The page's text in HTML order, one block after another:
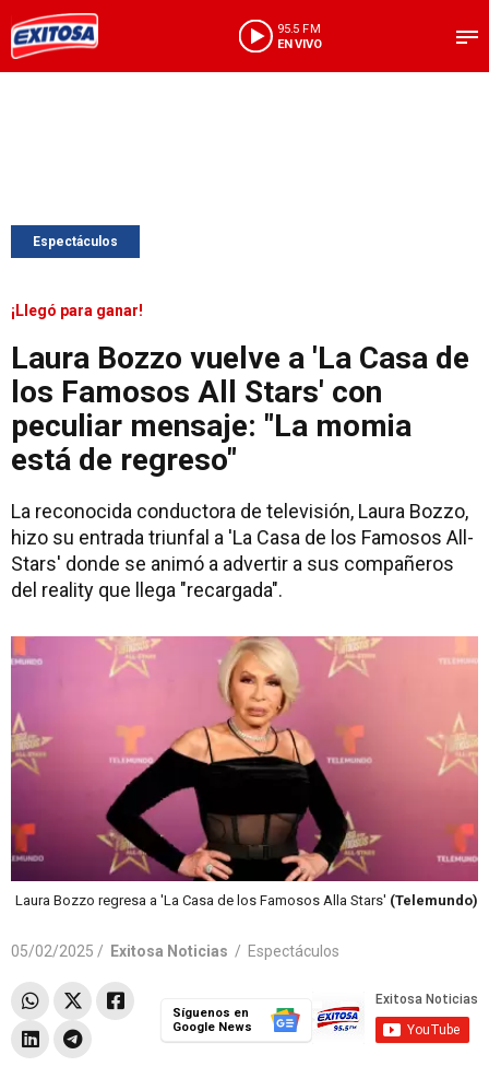
95.5 FM
EN VIVO
Espectáculos
¡Llegó para ganar!
Laura Bozzo vuelve a 'La Casa de
los Famosos All Stars' con
peculiar mensaje: "La momia
está de regreso"
La reconocida conductora de televisión, Laura Bozzo,
hizo su entrada triunfal a 'La Casa de los Famosos All-
Stars' donde se animó a advertir a sus compañeros
del reality que llega "recargada".
Laura Bozzo regresa a 'La Casa de los Famosos Alla Stars' (Telemundo)
05/02/2025 / Exitosa Noticias / Espectáculos
Síguenos en
Google News